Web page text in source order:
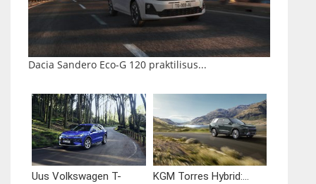
Dacia Sandero Eco-G 120 praktilisus...
Uus Volkswagen T-
KGM Torres Hybrid:...